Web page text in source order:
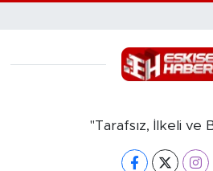
"Tarafsız, İlkeli ve